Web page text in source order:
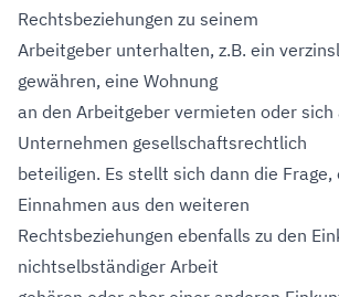
Rechtsbeziehungen zu seinem
Arbeitgeber unterhalten, z.B. ein
gewähren, eine Wohnung
an den Arbeitgeber vermieten oder sich
Unternehmen gesellschaftsrechtlich
beteiligen. Es stellt sich dann die Frage,
Einnahmen aus den weiteren
Rechtsbeziehungen ebenfalls zu den
nichtselbständiger Arbeit